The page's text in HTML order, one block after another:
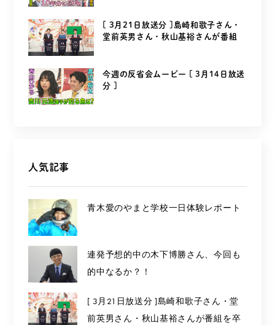
[ 3月21日放送分 ]島崎和歌子さん・
堂前英男さん・秋山基裕さんが番組
今週の反省会ムービー [ 3月14日放送
分 ]
人気記事
青木愛のやまと学校一日体験レポート
連発予想的中の木下博勝さん、今回も
的中なるか？！
[ 3月21日放送分 ]島崎和歌子さん・堂
前英男さん・秋山基裕さんが番組を卒